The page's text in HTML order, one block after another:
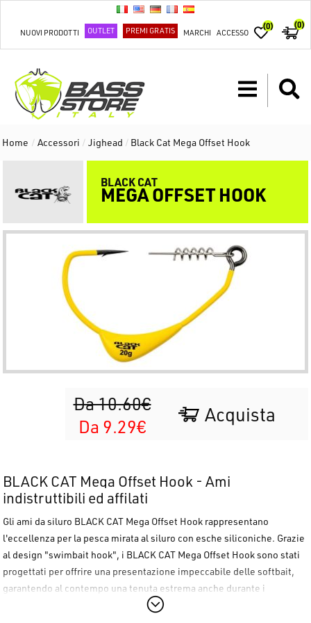
NUOVI PRODOTTI OUTLET PREMI GRATIS MARCHI ACCESSO
(0) (0)
Home / Accessori / Jighead / Black Cat Mega Offset Hook
BLACK CAT
MEGA OFFSET HOOK
Da 10.60€
Da 9.29€
Acquista
BLACK CAT Mega Offset Hook - Ami
indistruttibili ed affilati
Gli ami da siluro BLACK CAT Mega Offset Hook rappresentano
l'eccellenza per la pesca mirata al siluro con esche siliconiche. Grazie
al design "swimbait hook", i BLACK CAT Mega Offset Hooksono stati
progettati per offrire una presentazione impeccabile delle softbait,
garantendo al contempo una tenuta estrema anche durante i
combattimenti più impegnativi. IlBLACK CAT Mega Offset Hook